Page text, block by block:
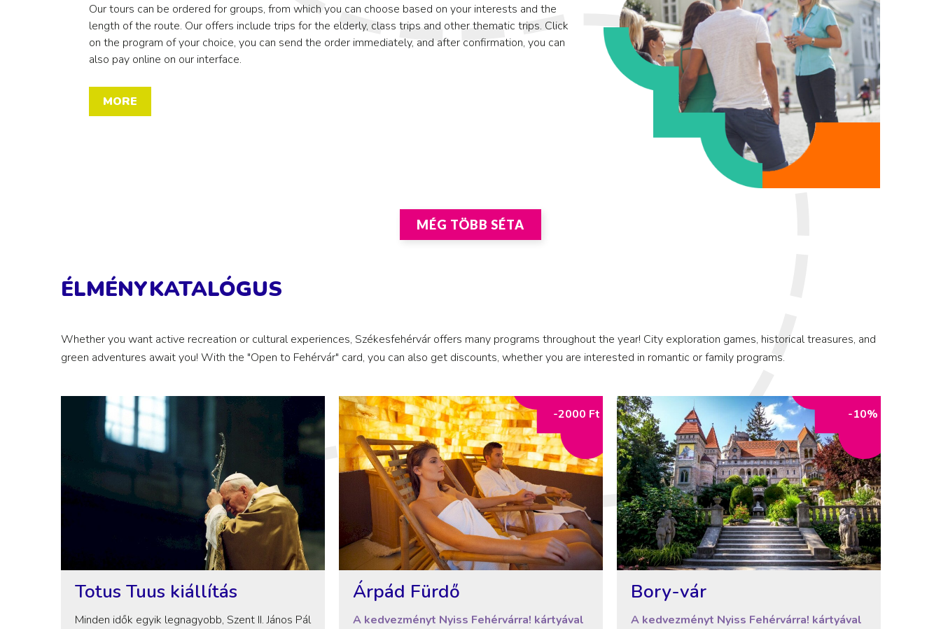
Our tours can be ordered for groups, from which you can choose based on your interests and the
length of the route. Our offers include trips for the elderly, class trips and other thematic trips. Click
on the program of your choice, you can send the order immediately, and after confirmation, you can
also pay online on our interface.
MORE
MÉG TÖBB SÉTA
ÉLMÉNYKATALÓGUS
Whether you want active recreation or cultural experiences, Székesfehérvár offers many programs throughout the year! City exploration games, historical treasures, and
green adventures await you! With the "Open to Fehérvár" card, you can also get discounts, whether you are interested in romantic or family programs.
Totus Tuus kiállítás
Minden idők egyik legnagyobb, Szent II. János Pál
-2000 Ft
Árpád Fürdő
A kedvezményt Nyiss Fehérvárra! kártyával
-10%
Bory-vár
A kedvezményt Nyiss Fehérvárra! kártyával